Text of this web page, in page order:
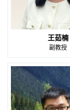
王茹楠
副教授